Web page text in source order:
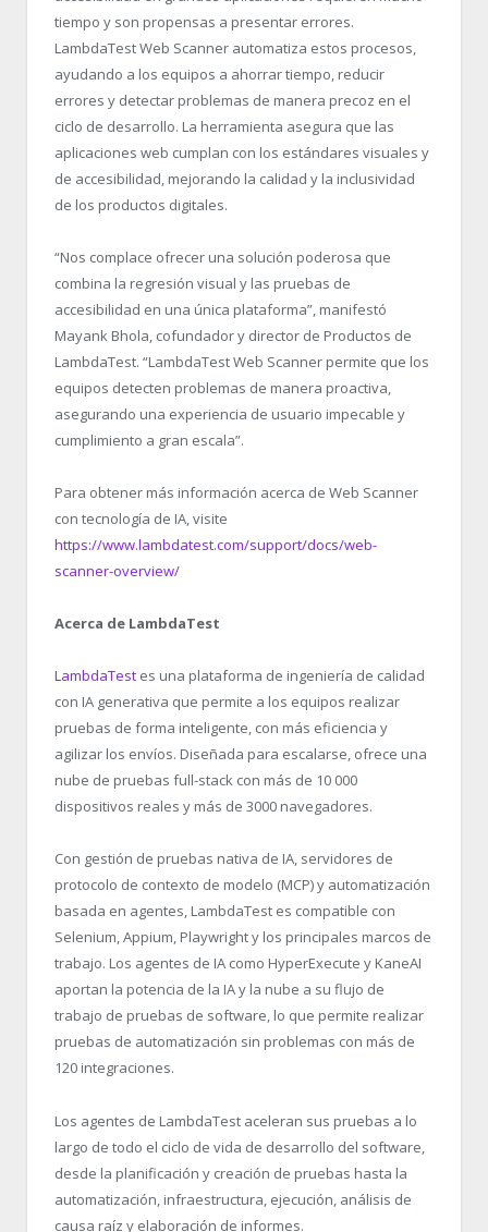
tiempo y son propensas a presentar errores.
LambdaTest Web Scanner automatiza estos procesos,
ayudando a los equipos a ahorrar tiempo, reducir
errores y detectar problemas de manera precoz en el
ciclo de desarrollo. La herramienta asegura que las
aplicaciones web cumplan con los estándares visuales y
de accesibilidad, mejorando la calidad y la inclusividad
de los productos digitales.
“Nos complace ofrecer una solución poderosa que
combina la regresión visual y las pruebas de
accesibilidad en una única plataforma”, manifestó
Mayank Bhola, cofundador y director de Productos de
LambdaTest. “LambdaTest Web Scanner permite que los
equipos detecten problemas de manera proactiva,
asegurando una experiencia de usuario impecable y
cumplimiento a gran escala”.
Para obtener más información acerca de Web Scanner
con tecnología de IA, visite
https://www.lambdatest.com/support/docs/web-
scanner-overview/
Acerca de LambdaTest
LambdaTest es una plataforma de ingeniería de calidad
con IA generativa que permite a los equipos realizar
pruebas de forma inteligente, con más eficiencia y
agilizar los envíos. Diseñada para escalarse, ofrece una
nube de pruebas full-stack con más de 10 000
dispositivos reales y más de 3000 navegadores.
Con gestión de pruebas nativa de IA, servidores de
protocolo de contexto de modelo (MCP) y automatización
basada en agentes, LambdaTest es compatible con
Selenium, Appium, Playwright y los principales marcos de
trabajo. Los agentes de IA como HyperExecute y KaneAI
aportan la potencia de la IA y la nube a su flujo de
trabajo de pruebas de software, lo que permite realizar
pruebas de automatización sin problemas con más de
120 integraciones.
Los agentes de LambdaTest aceleran sus pruebas a lo
largo de todo el ciclo de vida de desarrollo del software,
desde la planificación y creación de pruebas hasta la
automatización, infraestructura, ejecución, análisis de
causa raíz y elaboración de informes.